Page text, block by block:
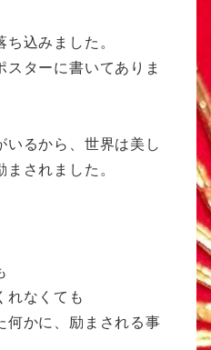
込みました。
スターに書いてありま
いるから、世界は美し
されました。
れなくても
何かに、励まされる事